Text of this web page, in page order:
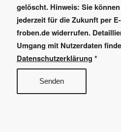
gelöscht. Hinweis: Sie
jederzeit für die Zukunft per
froben.de widerrufen.
Umgang mit Nutzerdaten
Datenschutzerklärung *